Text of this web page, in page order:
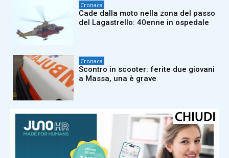
Cronaca
Cade dalla moto nella zona del passo
del Lagastrello: 40enne in ospedale
Cronaca
Scontro in scooter: ferite due giovani
a Massa, una è grave
Scontri fra ultras per lo spareggio
Massese – Larcianese: denunciati in
21